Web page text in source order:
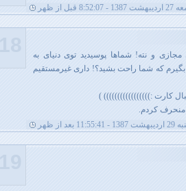
- 8:52:07 قبل از ظهر
و نته! شماها پوسیدید توی دنیای به
که شما راحت بشید؟! داری غیرمستقیم
کارت :))))))))))))))))) )
منحرف کردم.
بعد از ظهر